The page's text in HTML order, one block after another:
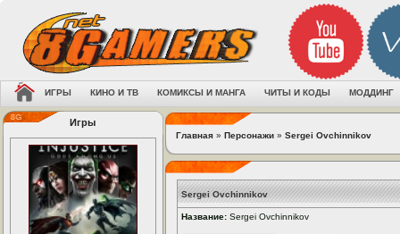
ИГРЫ КИНО И ТВ КОМИКСЫ И МАНГА ЧИТЫ И КОДЫ МОДДИНГ
Игры
Главная » Персонажи » Sergei Ovchinnikov
Sergei Ovchinnikov
Название: Sergei Ovchinnikov